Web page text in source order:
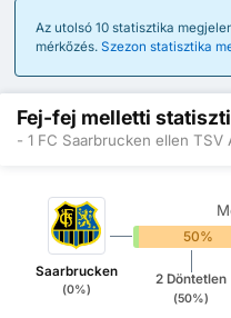
Az utolsó 10 statisztika
mérkőzés. Szezon statisztika
Fej-fej melletti
- 1 FC Saarbrucken ellen TSV
Saarbrucken
(0%)
50%
2 Döntetlen
(50%)